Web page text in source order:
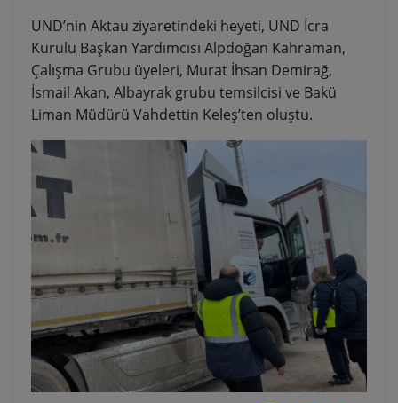
UND’nin Aktau ziyaretindeki heyeti, UND İcra
Kurulu Başkan Yardımcısı Alpdoğan Kahraman,
Çalışma Grubu üyeleri, Murat İhsan Demirağ,
İsmail Akan, Albayrak grubu temsilcisi ve Bakü
Liman Müdürü Vahdettin Keleş’ten oluştu.